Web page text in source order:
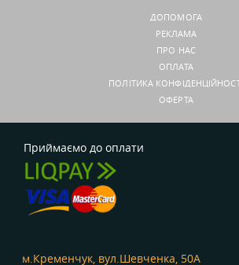
ДОПОМОГА
РЕКЛАМА
ПРО НАС
ОПЛАТА
ПОЛІТИКА
ОФЕРТА
Приймаємо до оплати
м.Кременчук, вул.Шевченка, 50А